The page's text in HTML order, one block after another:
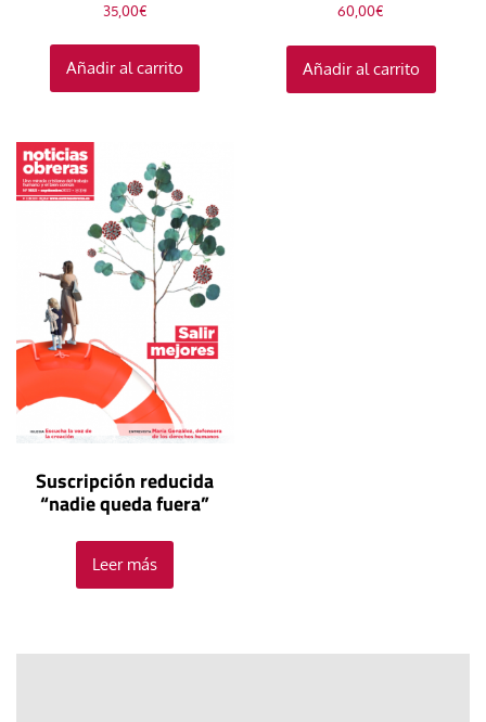
35,00€
Añadir al carrito
60,00€
Añadir al carrito
Suscripción reducida
“nadie queda fuera”
Leer más